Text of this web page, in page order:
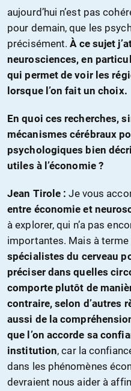
aujourd’hui n’est pas
pour demain, que les
précisément. À ce sujet
neurosciences, en
qui permet de voir les
lorsque l’on fait un choix.
En quoi ces recherches,
mécanismes cérébraux
psychologiques bien
utiles à l’économie ?
Jean Tirole : Je vous
entre économie et
à explorer, qui n’a pas
importantes. Mais à terme
spécialistes du cerveau
préciser dans quelles
comporte plutôt de
contraire, selon d’autres
aussi de la
que l’on accorde sa
institution, car la
dans les phénomènes
devraient nous aider à